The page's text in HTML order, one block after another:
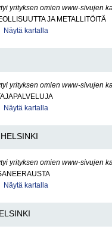
yrityksen omien www-sivujen
JA METALLITÖITÄ
Näytä kartalla
yrityksen omien www-sivujen
Näytä kartalla
HELSINKI
yrityksen omien www-sivujen
Näytä kartalla